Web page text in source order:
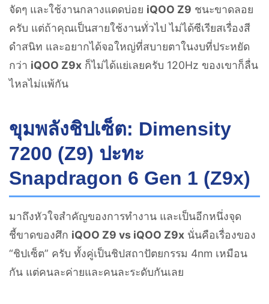
จัดๆ และใช้งานกลางแดดบ่อย iQOO Z9 ชนะขาดลอย
ครับ แต่ถ้าคุณเป็นสายใช้งานทั่วไป ไม่ได้ซีเรียสเรื่องสี
ดำสนิท และอยากได้จอใหญ่ที่สบายตาในงบที่ประหยัด
กว่า iQOO Z9x ก็ไม่ได้แย่เลยครับ 120Hz ของเขาก็ลื่น
ไหลไม่แพ้กัน
ขุมพลังชิปเซ็ต: Dimensity
7200 (Z9) ปะทะ
Snapdragon 6 Gen 1 (Z9x)
มาถึงหัวใจสำคัญของการทำงาน และเป็นอีกหนึ่งจุด
ชี้ขาดของศึก iQOO Z9 vs iQOO Z9x นั่นคือเรื่องของ
“ชิปเซ็ต” ครับ ทั้งคู่เป็นชิปสถาปัตยกรรม 4nm เหมือน
กัน แต่คนละค่ายและคนละระดับกันเลย